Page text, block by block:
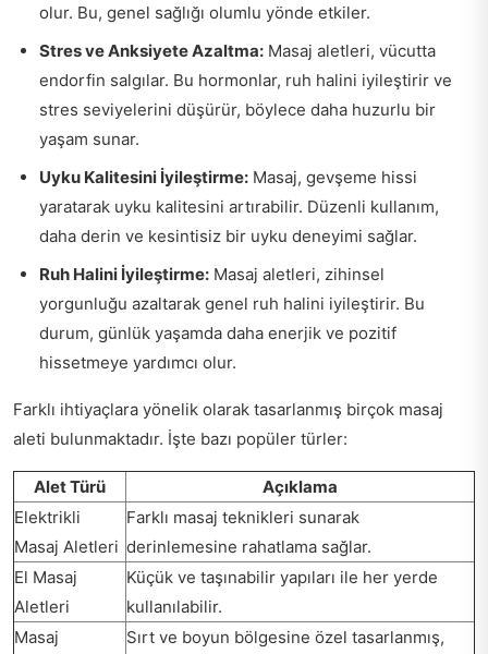
olur. Bu, genel sağlığı olumlu yönde etkiler.
Stres ve Anksiyete Azaltma: Masaj aletleri, vücutta
endorfin salgılar. Bu hormonlar, ruh halini iyileştirir ve
stres seviyelerini düşürür, böylece daha huzurlu bir
yaşam sunar.
Uyku Kalitesini İyileştirme: Masaj, gevşeme hissi
yaratarak uyku kalitesini artırabilir. Düzenli kullanım,
daha derin ve kesintisiz bir uyku deneyimi sağlar.
Ruh Halini İyileştirme: Masaj aletleri, zihinsel
yorgunluğu azaltarak genel ruh halini iyileştirir. Bu
durum, günlük yaşamda daha enerjik ve pozitif
hissetmeye yardımcı olur.
Farklı ihtiyaçlara yönelik olarak tasarlanmış birçok masaj
aleti bulunmaktadır. İşte bazı popüler türler:
Alet Türü
Açıklama
Elektrikli
Masaj Aletleri
Farklı masaj teknikleri sunarak
derinlemesine rahatlama sağlar.
El Masaj
Aletleri
Küçük ve taşınabilir yapıları ile her yerde
kullanılabilir.
Masaj
Sırt ve boyun bölgesine özel tasarlanmış,